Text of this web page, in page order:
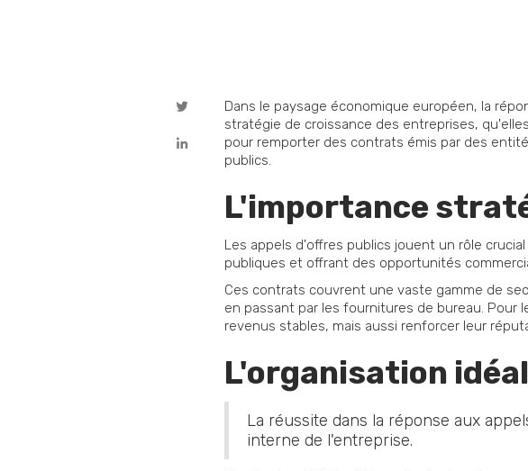
Dans le paysage économique européen, la
stratégie de croissance des entreprises,
pour remporter des contrats émis par des
publics.
L'importance
Les appels d'offres publics jouent un rôle
publiques et offrant des opportunités
Ces contrats couvrent une vaste gamme de
en passant par les fournitures de bureau.
revenus stables, mais aussi renforcer leur
L'organisation
La réussite dans la réponse aux
interne de l'entreprise.